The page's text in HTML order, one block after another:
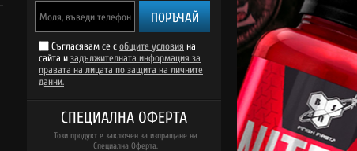
ПОРЪЧАЙ
Съгласявам се с общите условия на
сайта и задължителната информация за
правата на лицата по защита на личните
данни.
СПЕЦИАЛНА ОФЕРТА
Този продукт е заключен за изпращане на
Специална Оферта.